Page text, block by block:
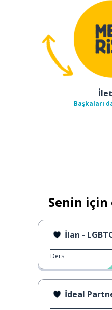
Başkaları
Senin
İlan -
Ders
İdeal